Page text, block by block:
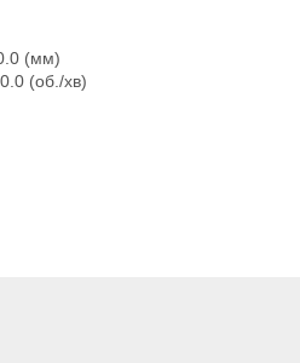
(мм)
(об./хв)